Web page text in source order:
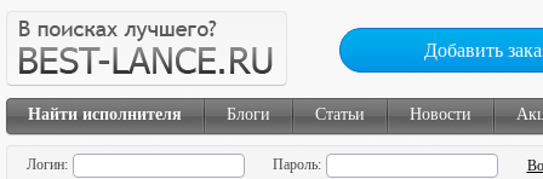
Добавить
Найти исполнителя Блоги Статьи Новости
Логин:
Пароль: